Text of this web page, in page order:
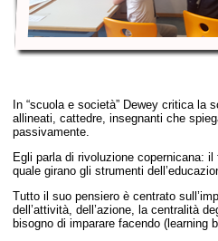
In “scuola e società” Dewey critica la
allineati, cattedre, insegnanti che
passivamente.
Egli parla di rivoluzione copernicana:
quale girano gli strumenti
Tutto il suo pensiero è centrato
dell’attività, dell’azione, la centralità
bisogno di imparare facendo (learning